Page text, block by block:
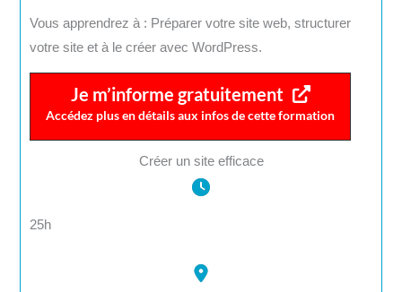
Vous apprendrez à : Préparer votre site web, structurer
votre site et à le créer avec WordPress.
Je m’informe gratuitement
Accédez plus en détails aux infos de cette formation
Créer un site efficace
25h